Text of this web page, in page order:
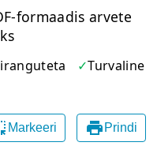
formaadis arvete
Turvaline
Markeeri  Prindi